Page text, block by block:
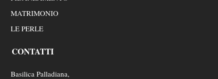
MATRIMONIO
LE PERLE
CONTATTI
Basilica Palladiana,